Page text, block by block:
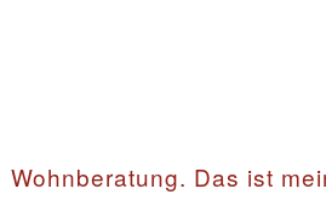
Wohnberatung. Das ist